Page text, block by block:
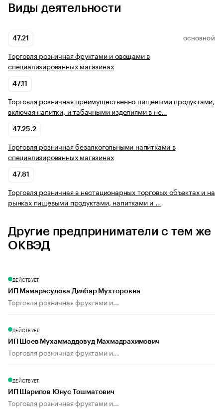
Виды деятельности
47.21 ОСНОВНОЙ
Торговля розничная фруктами и овощами в
специализированных магазинах
47.11
Торговля розничная преимущественно пищевыми продуктами,
включая напитки, и табачными изделиями в не…
47.25.2
Торговля розничная безалкогольными напитками в
специализированных магазинах
47.81
Торговля розничная в нестационарных торговых объектах и на
рынках пищевыми продуктами, напитками и …
Другие предприниматели с тем же
ОКВЭД
ДЕЙСТВУЕТ
ИП Мамарасулова Дилбар Мухторовна
Торговля розничная фруктами и...
ДЕЙСТВУЕТ
ИП Шоев Мухаммаддовуд Махмадрахимович
Торговля розничная фруктами и...
ДЕЙСТВУЕТ
ИП Шарипов Юнус Тошматович
Торговля розничная фруктами и...